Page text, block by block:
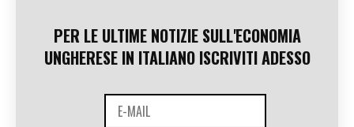
PER LE ULTIME NOTIZIE SULL'ECONOMIA
UNGHERESE IN ITALIANO ISCRIVITI ADESSO